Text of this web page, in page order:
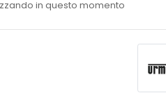
in questo momento